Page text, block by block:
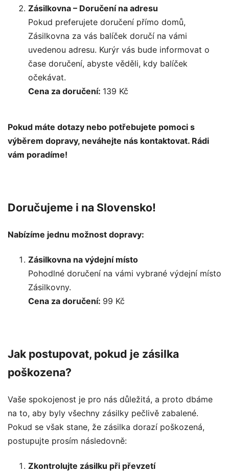
Zásilkovna – Doručení na adresu
Pokud preferujete doručení přímo domů,
Zásilkovna za vás balíček doručí na vámi
uvedenou adresu. Kurýr vás bude informovat o
čase doručení, abyste věděli, kdy balíček
očekávat.
Cena za doručení: 139 Kč
Pokud máte dotazy nebo potřebujete pomoci s
výběrem dopravy, neváhejte nás kontaktovat. Rádi
vám poradíme!
Doručujeme i na Slovensko!
Nabízíme jednu možnost dopravy:
Zásilkovna na výdejní místo
Pohodlné doručení na vámi vybrané výdejní místo
Zásilkovny.
Cena za doručení: 99 Kč
Jak postupovat, pokud je zásilka
poškozena?
Vaše spokojenost je pro nás důležitá, a proto dbáme
na to, aby byly všechny zásilky pečlivě zabalené.
Pokud se však stane, že zásilka dorazí poškozená,
postupujte prosím následovně:
Zkontrolujte zásilku při převzetí